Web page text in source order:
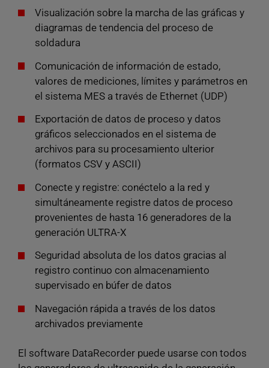
Visualización sobre la marcha de las gráficas y
diagramas de tendencia del proceso de
soldadura
Comunicación de información de estado,
valores de mediciones, límites y parámetros en
el sistema MES a través de Ethernet (UDP)
Exportación de datos de proceso y datos
gráficos seleccionados en el sistema de
archivos para su procesamiento ulterior
(formatos CSV y ASCII)
Conecte y registre: conéctelo a la red y
simultáneamente registre datos de proceso
provenientes de hasta 16 generadores de la
generación ULTRA-X
Seguridad absoluta de los datos gracias al
registro continuo con almacenamiento
supervisado en búfer de datos
Navegación rápida a través de los datos
archivados previamente
El software DataRecorder puede usarse con todos